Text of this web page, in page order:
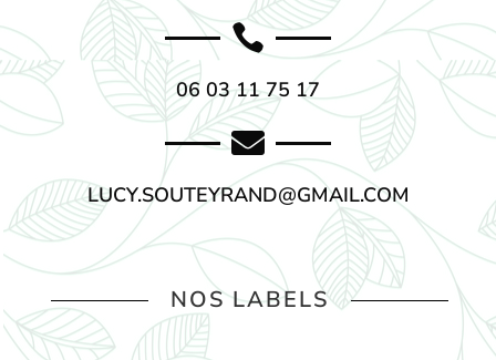

06 03 11 75 17

LUCY.SOUTEYRAND@GMAIL.COM
NOS LABELS